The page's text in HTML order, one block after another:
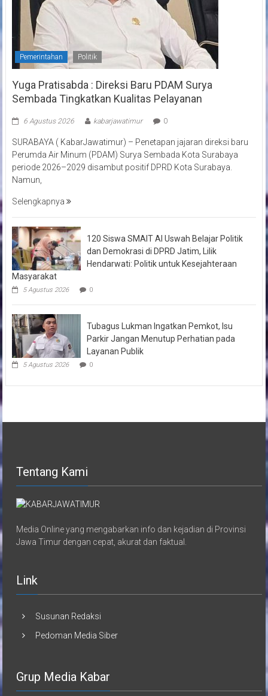
Pemerintahan Politik
Yuga Pratisabda : Direksi Baru PDAM Surya
Sembada Tingkatkan Kualitas Pelayanan
6 Agustus 2026 kabarjawatimur 0
SURABAYA ( KabarJawatimur) – Penetapan jajaran direksi baru
Perumda Air Minum (PDAM) Surya Sembada Kota Surabaya
periode 2026–2029 disambut positif DPRD Kota Surabaya.
Namun,
Selengkapnya
120 Siswa SMAIT Al Uswah Belajar Politik
dan Demokrasi di DPRD Jatim, Lilik
Hendarwati: Politik untuk Kesejahteraan
Masyarakat
5 Agustus 2026 0
Tubagus Lukman Ingatkan Pemkot, Isu
Parkir Jangan Menutup Perhatian pada
Layanan Publik
5 Agustus 2026 0
Tentang Kami
Media Online yang mengabarkan info dan kejadian di Provinsi
Jawa Timur dengan cepat, akurat dan faktual.
Link
Susunan Redaksi
Pedoman Media Siber
Grup Media Kabar